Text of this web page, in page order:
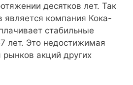
MTSS 9,72
BISV
(прив.) BISV_p
десятков лет. Так
является компания Кока-
стабильные
лет. Это недостижимая
рынков акций других